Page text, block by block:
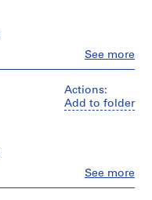
See more
Actions:
Add to folder
See more